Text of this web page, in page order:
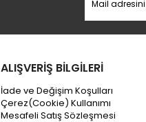
ALIŞVERİŞ BİLGİLERİ
İade ve Değişim Koşulları
Çerez(Cookie) Kullanımı
Mesafeli Satış Sözleşmesi